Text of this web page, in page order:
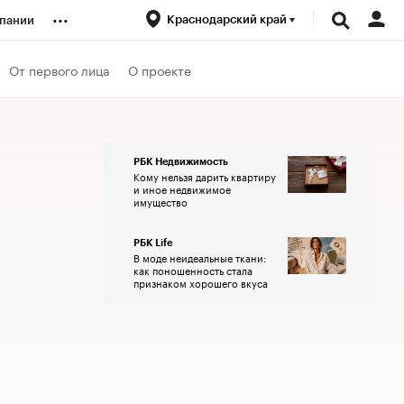
... Краснодарский край
От первого лица О проекте
РБК Недвижимость
Кому нельзя дарить квартиру
и иное недвижимое
имущество
РБК Life
В моде неидеальные ткани:
как поношенность стала
признаком хорошего вкуса